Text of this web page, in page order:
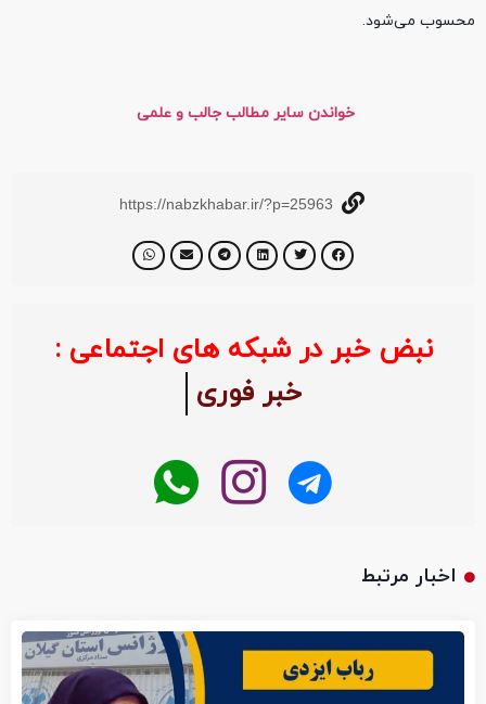
محسوب می‌شود.
خواندن سایر مطالب جالب و علمی
https://nabzkhabar.ir/?p=25963
نبض خبر در شبکه های اجتماعی :
خبر فوری
اخبار مرتبط